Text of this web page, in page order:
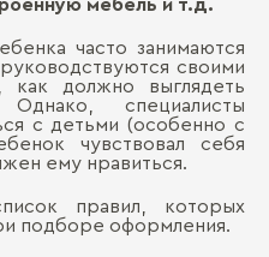
мебель и т.д.
часто занимаются
своими
как должно выглядеть
специалисты
с детьми (особенно с
чувствовал себя
ему нравиться.
правил, которых
подборе оформления.